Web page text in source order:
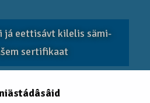
já eettisávt kilelis sämi­
sertifikaat